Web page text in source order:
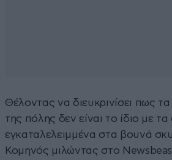
Θέλοντας να διευκρινίσει πως
της πόλης δεν είναι το ίδιο με
εγκαταλελειμμένα στα βουνά
Κομηνός μιλώντας στο